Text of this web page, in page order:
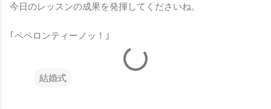
今日のレッスンの成果を発揮してくださいね。
｢ペペロンティーノッ！｣
結婚式